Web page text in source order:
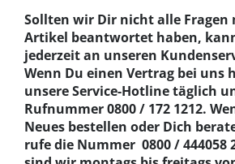
Sollten wir Dir nicht alle Fragen
Artikel beantwortet haben,
jederzeit an unseren
Wenn Du einen Vertrag bei uns
unsere Service-Hotline täglich
Rufnummer 0800 / 172 1212.
Neues bestellen oder Dich
rufe die Nummer 0800 / 444058